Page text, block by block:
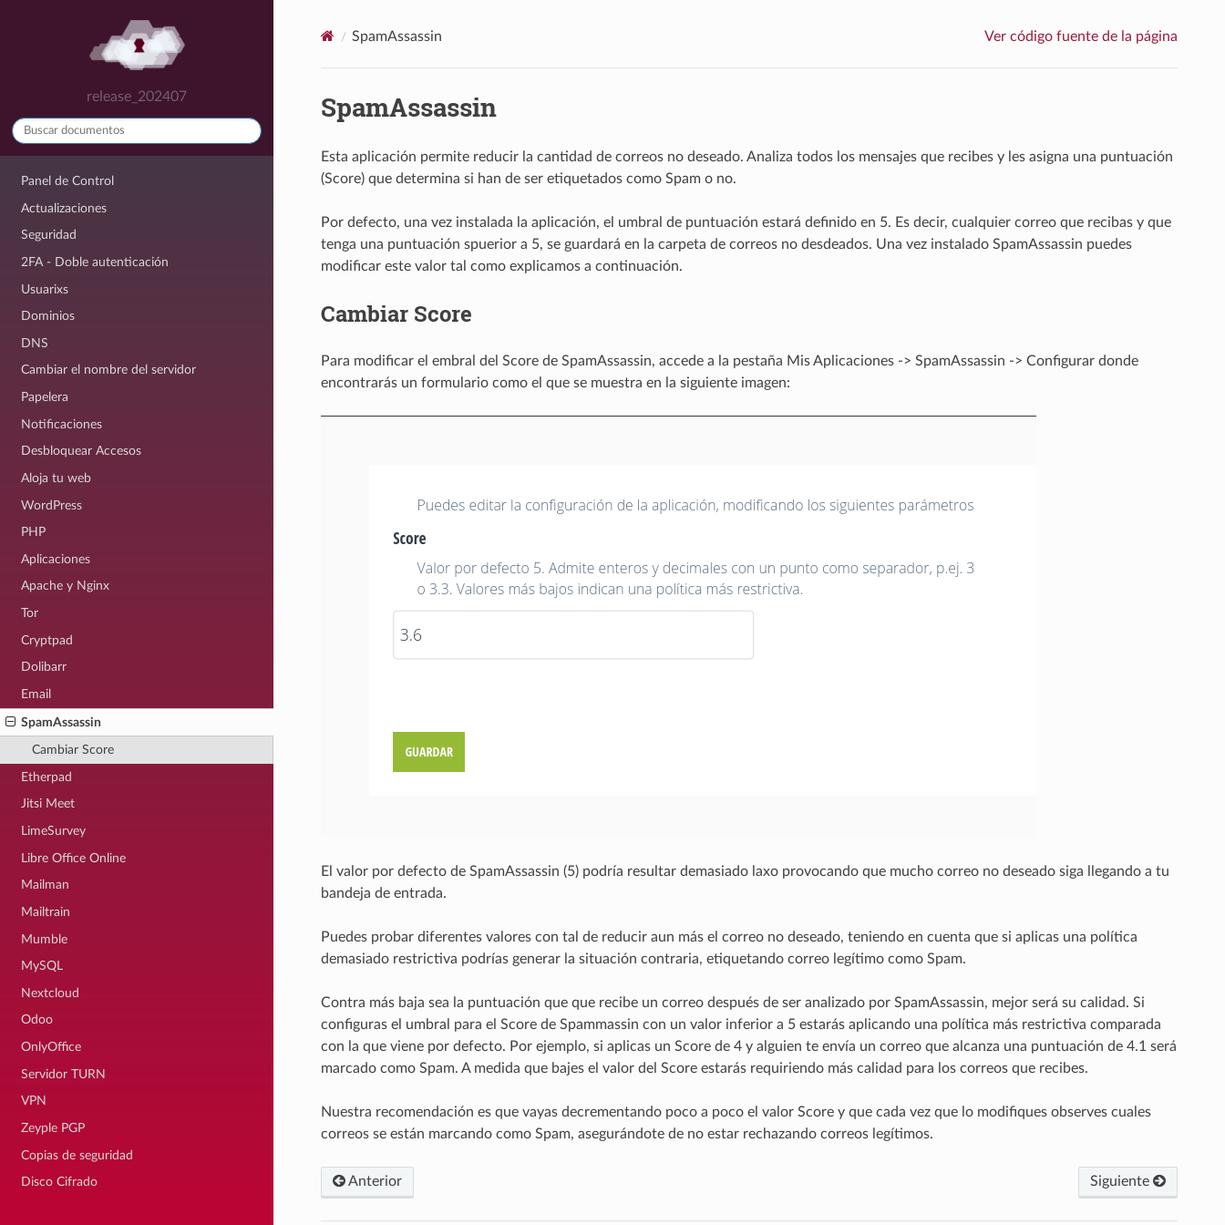
release_202407
Panel de Control
Actualizaciones
Seguridad
2FA - Doble autenticación
Usuarixs
Dominios
DNS
Cambiar el nombre del servidor
Papelera
Notificaciones
Desbloquear Accesos
Aloja tu web
WordPress
PHP
Aplicaciones
Apache y Nginx
Tor
Cryptpad
Dolibarr
Email
SpamAssassin
Cambiar Score
Etherpad
Jitsi Meet
LimeSurvey
Libre Office Online
Mailman
Mailtrain
Mumble
MySQL
Nextcloud
Odoo
OnlyOffice
Servidor TURN
VPN
Zeyple PGP
Copias de seguridad
Disco Cifrado
SpamAssassin Ver código fuente de la página
SpamAssassin
Esta aplicación permite reducir la cantidad de correos no deseado. Analiza todos los mensajes que recibes y les asigna una puntuación
(Score) que determina si han de ser etiquetados como Spam o no.
Por defecto, una vez instalada la aplicación, el umbral de puntuación estará definido en 5. Es decir, cualquier correo que recibas y que
tenga una puntuación spuerior a 5, se guardará en la carpeta de correos no desdeados. Una vez instalado SpamAssassin puedes
modificar este valor tal como explicamos a continuación.
Cambiar Score
Para modificar el embral del Score de SpamAssassin, accede a la pestaña Mis Aplicaciones -> SpamAssassin -> Configurar donde
encontrarás un formulario como el que se muestra en la siguiente imagen:
El valor por defecto de SpamAssassin (5) podría resultar demasiado laxo provocando que mucho correo no deseado siga llegando a tu
bandeja de entrada.
Puedes probar diferentes valores con tal de reducir aun más el correo no deseado, teniendo en cuenta que si aplicas una política
demasiado restrictiva podrías generar la situación contraria, etiquetando correo legítimo como Spam.
Contra más baja sea la puntuación que que recibe un correo después de ser analizado por SpamAssassin, mejor será su calidad. Si
configuras el umbral para el Score de Spammassin con un valor inferior a 5 estarás aplicando una política más restrictiva comparada
con la que viene por defecto. Por ejemplo, si aplicas un Score de 4 y alguien te envía un correo que alcanza una puntuación de 4.1 será
marcado como Spam. A medida que bajes el valor del Score estarás requiriendo más calidad para los correos que recibes.
Nuestra recomendación es que vayas decrementando poco a poco el valor Score y que cada vez que lo modifiques observes cuales
correos se están marcando como Spam, asegurándote de no estar rechazando correos legítimos.
Anterior Siguiente